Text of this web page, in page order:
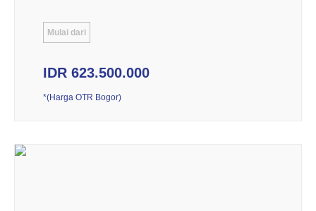
Mulai dari
IDR 623.500.000
*(Harga OTR Bogor)